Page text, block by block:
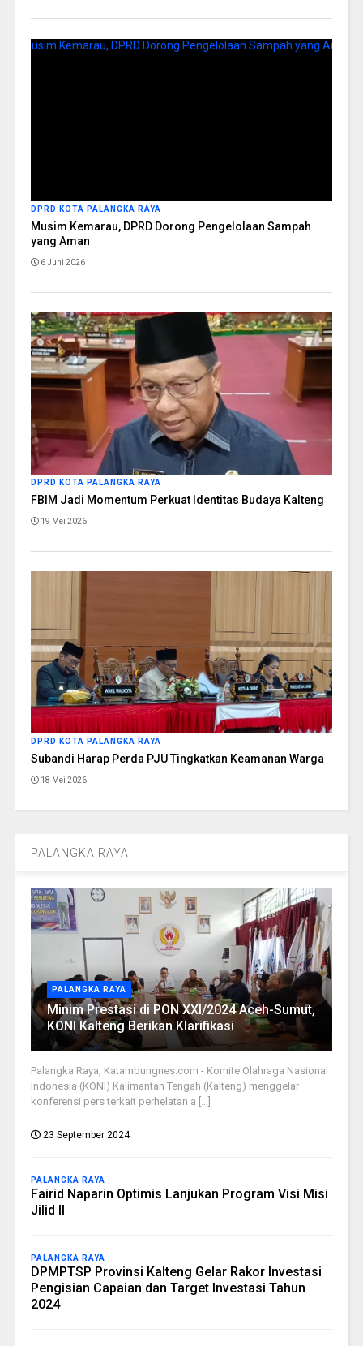
DPRD KOTA PALANGKA RAYA
Musim Kemarau, DPRD Dorong Pengelolaan Sampah
yang Aman
6 Juni 2026
DPRD KOTA PALANGKA RAYA
FBIM Jadi Momentum Perkuat Identitas Budaya Kalteng
19 Mei 2026
DPRD KOTA PALANGKA RAYA
Subandi Harap Perda PJU Tingkatkan Keamanan Warga
18 Mei 2026
PALANGKA RAYA
PALANGKA RAYA
Minim Prestasi di PON XXI/2024 Aceh-Sumut,
KONI Kalteng Berikan Klarifikasi
Palangka Raya, Katambungnes.com - Komite Olahraga Nasional
Indonesia (KONI) Kalimantan Tengah (Kalteng) menggelar
konferensi pers terkait perhelatan a [...]
23 September 2024
PALANGKA RAYA
Fairid Naparin Optimis Lanjukan Program Visi Misi
Jilid II
PALANGKA RAYA
DPMPTSP Provinsi Kalteng Gelar Rakor Investasi
Pengisian Capaian dan Target Investasi Tahun
2024